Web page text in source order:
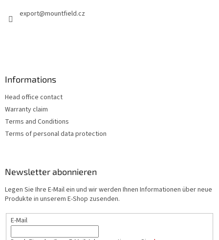
export@mountfield.cz
Informations
Head office contact
Warranty claim
Terms and Conditions
Terms of personal data protection
Newsletter abonnieren
Legen Sie Ihre E-Mail ein und wir werden Ihnen Informationen über neue
Produkte in unserem E-Shop zusenden.
E-Mail